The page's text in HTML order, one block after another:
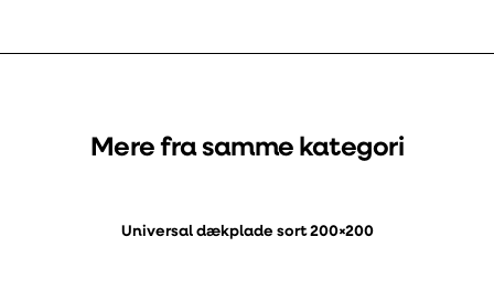
Mere fra samme kategori
Universal dækplade sort 200×200